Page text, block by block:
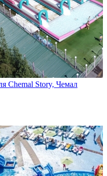
Chemal Story, Чемал